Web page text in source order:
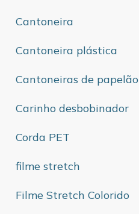
Cantoneira
Cantoneira plástica
Cantoneiras de papelão
Carinho desbobinador
Corda PET
filme stretch
Filme Stretch Colorido